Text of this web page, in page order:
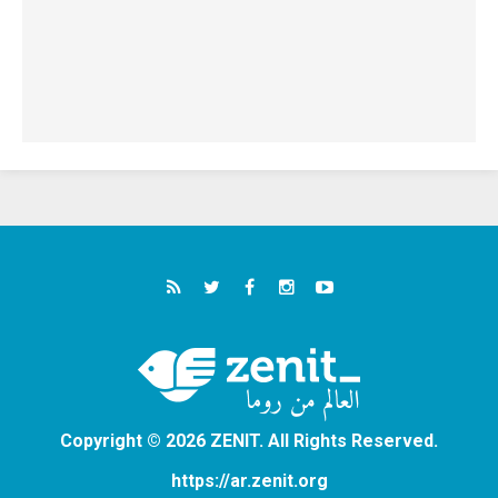
Copyright © 2026 ZENIT. All Rights Reserved.
https://ar.zenit.org